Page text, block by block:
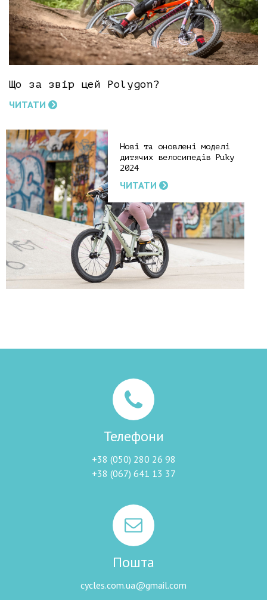
Що за звір цей Polygon?
ЧИТАТИ
Нові та оновлені моделі
дитячих велосипедів Puky
2024
ЧИТАТИ
Телефони
+38 (050) 280 26 98
+38 (067) 641 13 37
Пошта
cycles.com.ua@gmail.com